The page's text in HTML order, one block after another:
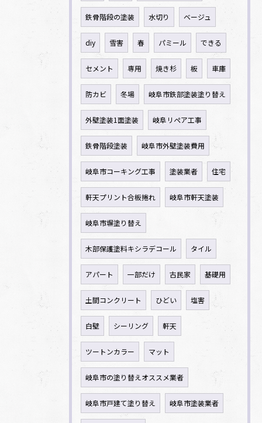
鉄骨階段の塗装 水切り ベージュ
diy 雪害 春 パミール できる
セメント 専用 焼き杉 板 車庫
防カビ 冬場 岐阜市鉄部塗装塗り替え
外壁塗装1面塗装 岐阜リペア工事
鉄骨階段塗装 岐阜市外壁塗装費用
岐阜市コーキング工事 塗装業者 住宅
軒天プリント合板捲れ 岐阜市軒天塗装
岐阜市塀塗り替え
木部保護塗料キシラデコール タイル
アパート 一部だけ 古民家 基礎用
土間コンクリート ひどい 塩害
白壁 シーリング 軒天
ツートンカラー マット
岐阜市の塗り替えオススメ業者
岐阜市戸建て塗り替え 岐阜市塗装業者